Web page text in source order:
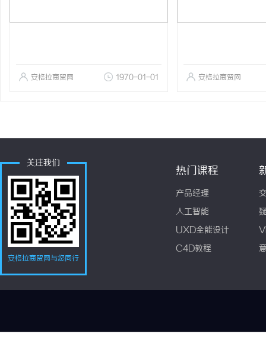
安格拉商贸网 1970-01-01 安格拉商贸网
关注我们
安格拉商贸网与您同行
热门课程
产品经理
人工智能
UXD全能设计
C4D教程